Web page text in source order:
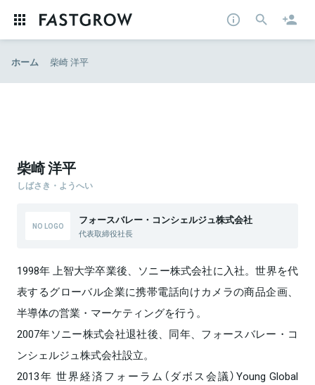
ホーム 柴崎 洋平
柴崎 洋平
しばさき・ようへい
フォースバレー・コンシェルジュ株式会社
代表取締役社長
1998年 上智大学卒業後、ソニー株式会社に入社。世界を代
表するグローバル企業に携帯電話向けカメラの商品企画、
半導体の営業・マーケティングを行う。
2007年ソニー株式会社退社後、同年、フォースバレー・コ
ンシェルジュ株式会社設立。
2013年 世界経済フォーラム（ダボス会議）Young Global